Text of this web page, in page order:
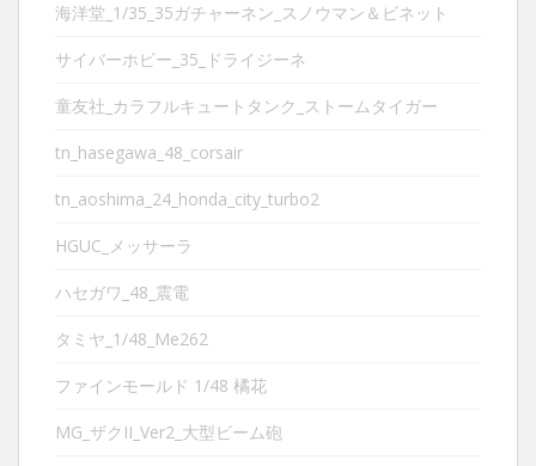
海洋堂_1/35_35ガチャーネン_スノウマン＆ビネット
サイバーホビー_35_ドライジーネ
童友社_カラフルキュートタンク_ストームタイガー
tn_hasegawa_48_corsair
tn_aoshima_24_honda_city_turbo2
HGUC_メッサーラ
ハセガワ_48_震電
タミヤ_1/48_Me262
ファインモールド 1/48 橘花
MG_ザクII_Ver2_大型ビーム砲